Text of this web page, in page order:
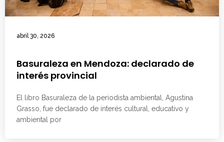
abril 30, 2026
Basuraleza en Mendoza: declarado de
interés provincial
El libro Basuraleza de la periodista ambiental, Agustina
Grasso, fue declarado de interés cultural, educativo y
ambiental por